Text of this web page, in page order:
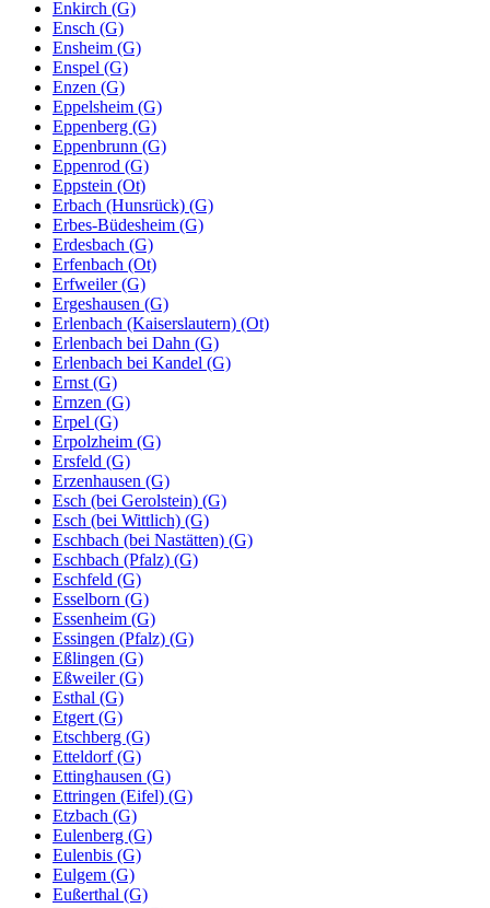
Enkirch (G)
Ensch (G)
Ensheim (G)
Enspel (G)
Enzen (G)
Eppelsheim (G)
Eppenberg (G)
Eppenbrunn (G)
Eppenrod (G)
Eppstein (Ot)
Erbach (Hunsrück) (G)
Erbes-Büdesheim (G)
Erdesbach (G)
Erfenbach (Ot)
Erfweiler (G)
Ergeshausen (G)
Erlenbach (Kaiserslautern) (Ot)
Erlenbach bei Dahn (G)
Erlenbach bei Kandel (G)
Ernst (G)
Ernzen (G)
Erpel (G)
Erpolzheim (G)
Ersfeld (G)
Erzenhausen (G)
Esch (bei Gerolstein) (G)
Esch (bei Wittlich) (G)
Eschbach (bei Nastätten) (G)
Eschbach (Pfalz) (G)
Eschfeld (G)
Esselborn (G)
Essenheim (G)
Essingen (Pfalz) (G)
Eßlingen (G)
Eßweiler (G)
Esthal (G)
Etgert (G)
Etschberg (G)
Etteldorf (G)
Ettinghausen (G)
Ettringen (Eifel) (G)
Etzbach (G)
Eulenberg (G)
Eulenbis (G)
Eulgem (G)
Eußerthal (G)